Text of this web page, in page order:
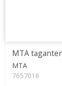
MTA
MTA
7657016